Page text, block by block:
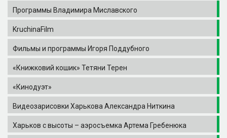
Программы Владимира Миславского
KruchinaFilm
Фильмы и программы Игоря Поддубного
«Книжковий кошик» Тетяни Терен
«Кинодуэт»
Видеозарисовки Харькова Александра Ниткина
Харьков с высоты – аэросъемка Артема Гребенюка